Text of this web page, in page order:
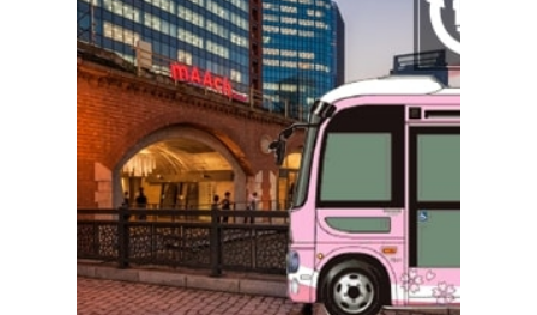
ประเทศญี่ปุ่น